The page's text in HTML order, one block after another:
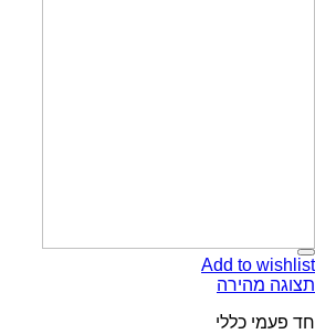
Add to wishlist
תצוגה מהירה
חד פעמי כללי